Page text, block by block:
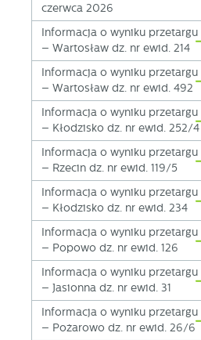
czerwca 2026
Informacja o wyniku przetargu
– Wartosław dz. nr ewid. 214
Informacja o wyniku przetargu
– Wartosław dz. nr ewid. 492
Informacja o wyniku przetargu
– Kłodzisko dz. nr ewid. 252/4
Informacja o wyniku przetargu
– Rzecin dz. nr ewid. 119/5
Informacja o wyniku przetargu
– Kłodzisko dz. nr ewid. 234
Informacja o wyniku przetargu
– Popowo dz. nr ewid. 126
Informacja o wyniku przetargu
– Jasionna dz. nr ewid. 31
Informacja o wyniku przetargu
– Pożarowo dz. nr ewid. 26/6